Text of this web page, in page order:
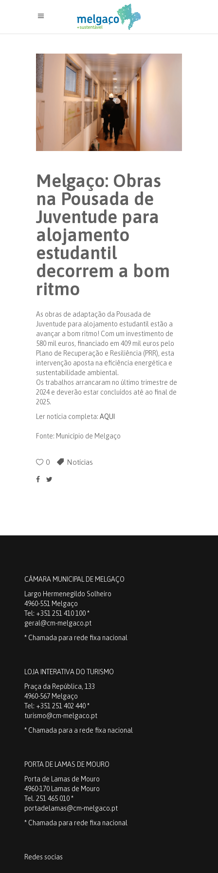
Melgaço: Obras
na Pousada de
Juventude para
alojamento
estudantil
decorrem a bom
ritmo
As obras de adaptação da Pousada de
Juventude para alojamento estudantil estão a
avançar a bom ritmo! Com um investimento de
580 mil euros, financiado em 409 mil euros pelo
Plano de Recuperação e Resiliência (PRR), esta
intervenção aposta na eficiência energética e
sustentabilidade ambiental.
Os trabalhos arrancaram no último trimestre de
2024 e deverão estar concluídos até ao final de
2025.
Ler notícia completa: AQUI
Fonte: Município de Melgaço
0 Notícias
CÂMARA MUNICIPAL DE MELGAÇO
Largo Hermenegildo Solheiro
4960-551 Melgaço
Tel: +351 251 410 100 *
geral@cm-melgaco.pt
* Chamada para rede fixa nacional
LOJA INTERATIVA DO TURISMO
Praça da República, 133
4960-567 Melgaço
Tel: +351 251 402 440 *
turismo@cm-melgaco.pt
* Chamada para a rede fixa nacional
PORTA DE LAMAS DE MOURO
Porta de Lamas de Mouro
4960-170 Lamas de Mouro
Tel. 251 465 010 *
portadelamas@cm-melgaco.pt
* Chamada para rede fixa nacional
Redes socias